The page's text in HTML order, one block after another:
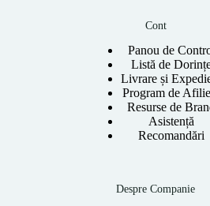
Cont
Panou de
Listă de
Livrare și
Program de
Resurse de
Asistență
Recomandări
Despre Companie